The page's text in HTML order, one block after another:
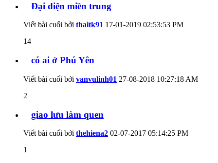
Đại diện miền trung
Viết bài cuối bởi thaitk91 17-01-2019 02:53:53 PM
14
có ai ở Phú Yên
Viết bài cuối bởi vanvulinh01 27-08-2018 10:27:18 AM
2
giao lưu làm quen
Viết bài cuối bởi thehiena2 02-07-2017 05:14:25 PM
1